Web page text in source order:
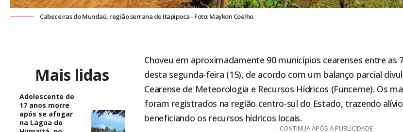
Cabeceiras do Mundaú, região serrana de Itapipoca - Foto: Maykon Coelho
Mais lidas
Adolescente de
17 anos morre
após se afogar
na Lagoa do
Choveu em aproximadamente 90 municípios cearenses entre as
desta segunda-feira (15), de acordo com um balanço parcial
Cearense de Meteorologia e Recursos Hídricos (Funceme). Os
foram registrados na região centro-sul do Estado, trazendo
beneficiando os recursos hídricos locais.
- CONTINUA APÓS A PUBLICIDADE -